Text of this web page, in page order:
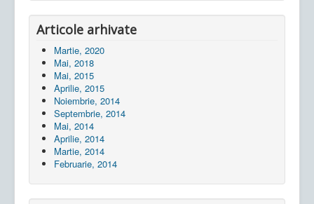
Articole arhivate
Martie, 2020
Mai, 2018
Mai, 2015
Aprilie, 2015
Noiembrie, 2014
Septembrie, 2014
Mai, 2014
Aprilie, 2014
Martie, 2014
Februarie, 2014